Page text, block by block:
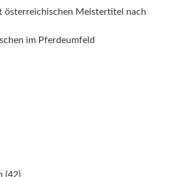
österreichischen Meistertitel nach
im Pferdeumfeld
(42)